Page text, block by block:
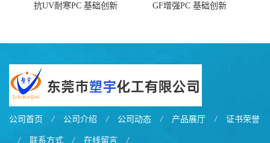
抗UV耐寒PC 基础创新
GF增强PC 基础创新
公司首页 / 公司介绍 / 公司动态 / 产品展厅 / 证书荣誉
/ 联系方式 / 在线留言 /